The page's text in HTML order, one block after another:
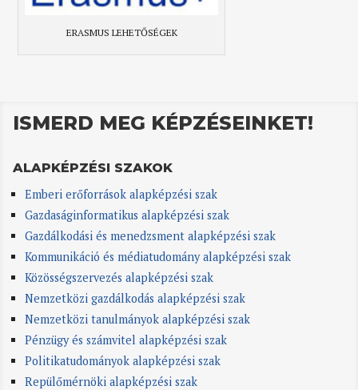
ERASMUS LEHETŐSÉGEK
ISMERD MEG KÉPZÉSEINKET!
ALAPKÉPZÉSI SZAKOK
Emberi erőforrások alapképzési szak
Gazdaságinformatikus alapképzési szak
Gazdálkodási és menedzsment alapképzési szak
Kommunikáció és médiatudomány alapképzési szak
Közösségszervezés alapképzési szak
Nemzetközi gazdálkodás alapképzési szak
Nemzetközi tanulmányok alapképzési szak
Pénzügy és számvitel alapképzési szak
Politikatudományok alapképzési szak
Repülőmérnöki alapképzési szak